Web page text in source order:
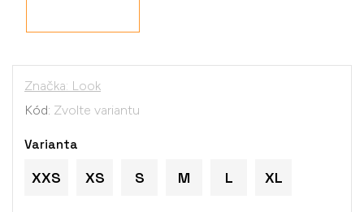
Značka: Look
Kód: Zvolte variantu
Varianta
XXS XS S M L XL